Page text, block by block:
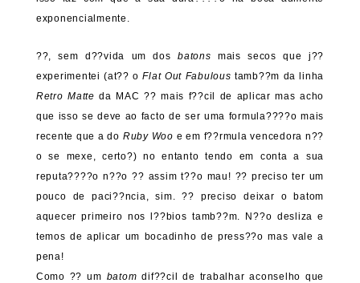
exponencialmente.
??, sem d??vida um dosbatons mais secos que j??
experimentei (at?? oFlat Out Fabulous tamb??m da linha
Retro Matte da MAC ?? mais f??cil de aplicar mas acho
que isso se deve ao facto de ser uma formula????o mais
recente que a do Ruby Woo e em f??rmula vencedora n??
o se mexe, certo?) no entanto tendo em conta a sua
reputa????o n??o ?? assim t??o mau! ?? preciso ter um
pouco de paci??ncia, sim. ?? preciso deixar o batom
aquecer primeiro nos l??bios tamb??m. N??o desliza e
temos de aplicar um bocadinho de press??o mas vale a
pena!
Como ?? um batom dif??cil de trabalhar aconselho que